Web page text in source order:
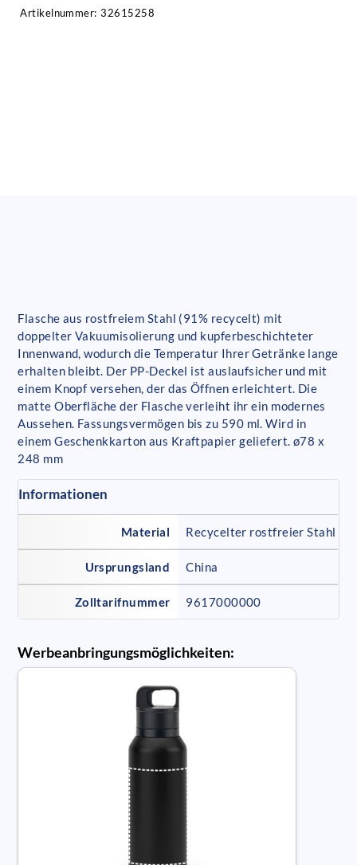
Artikelnummer: 32615258
Flasche aus rostfreiem Stahl (91% recycelt) mit
doppelter Vakuumisolierung und kupferbeschichteter
Innenwand, wodurch die Temperatur Ihrer Getränke lange
erhalten bleibt. Der PP-Deckel ist auslaufsicher und mit
einem Knopf versehen, der das Öffnen erleichtert. Die
matte Oberfläche der Flasche verleiht ihr ein modernes
Aussehen. Fassungsvermögen bis zu 590 ml. Wird in
einem Geschenkkarton aus Kraftpapier geliefert. ø78 x
248 mm
Informationen
Material Recycelter rostfreier Stahl
Ursprungsland China
Zolltarifnummer 9617000000
Werbeanbringungsmöglichkeiten: